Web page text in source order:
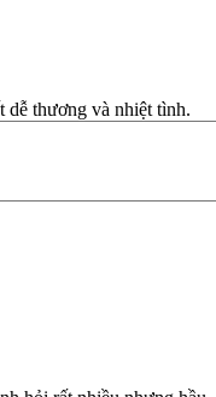
dễ thương và nhiệt tình.